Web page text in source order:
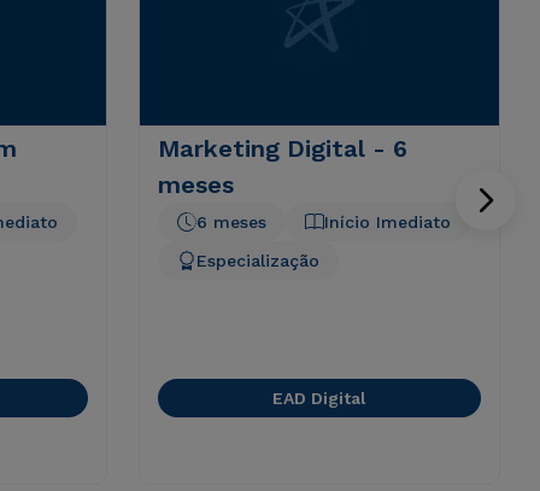
Marketing Digital - 6
meses
Início Imediato
6 meses
Especialização
EAD Digital